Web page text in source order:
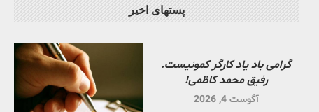
پستهای اخیر
گرامی باد یاد کارگر کمونیست.
رفیق محمد کاظمی!
آگوست 4, 2026